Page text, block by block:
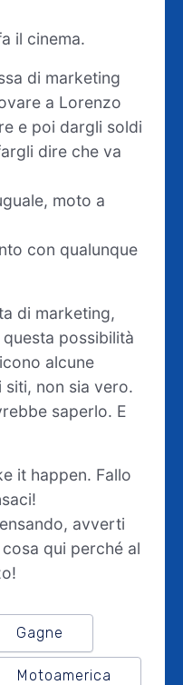
il cinema.
di marketing
a Lorenzo
e poi dargli soldi
dire che va
moto a
con qualunque
di marketing,
possibilità
alcune
non sia vero.
saperlo. E
it happen. Fallo
avverti
qui perché al
Gagne
Motoamerica